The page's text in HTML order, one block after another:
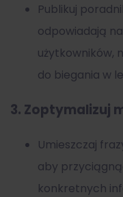
Publikuj
odpowiadają
użytkowników,
do biegania w
3. Zoptymalizuj
Umieszczaj
aby
konkretnych